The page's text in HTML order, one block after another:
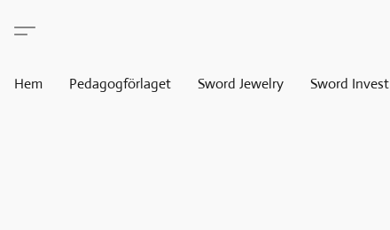
Hem Pedagogförlaget Sword Jewelry Sword Invest